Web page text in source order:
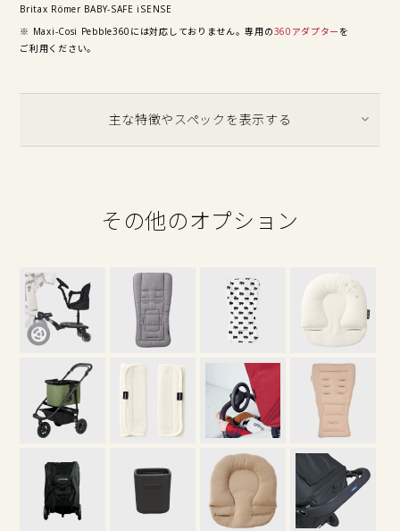
Britax Römer BABY-SAFE iSENSE
※ Maxi-Cosi Pebble360には対応しておりません。専用の360アダプター を
ご利用ください。
主な特徴やスペックを表示する
その他のオプション